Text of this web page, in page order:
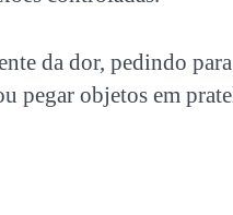
da dor, pedindo
pegar objetos em